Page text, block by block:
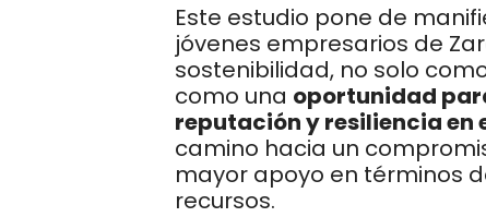
Este estudio pone de
jóvenes empresarios de
sostenibilidad, no solo
como una oportunidad
reputación y resiliencia en
camino hacia un
mayor apoyo en términos
recursos.